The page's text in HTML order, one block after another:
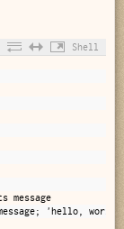
Shell
message
message; 'hello,